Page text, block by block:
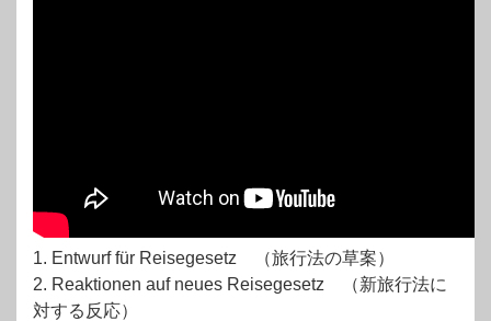
1. Entwurf für Reisegesetz （旅行法の草案）
2. Reaktionen auf neues Reisegesetz （新旅行法に
対する反応）